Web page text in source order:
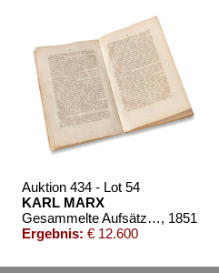
Auktion 434 - Lot 54
KARL MARX
Gesammelte Aufsätze. 1851, 1851
Ergebnis: € 12.600